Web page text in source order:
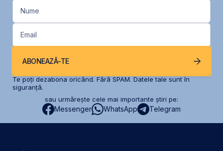
Nume
Email
ABONEAZĂ-TE
Te poți dezabona oricând. Fără SPAM. Datele tale sunt în
siguranță.
sau urmărește cele mai importante știri pe:
Messenger WhatsApp Telegram